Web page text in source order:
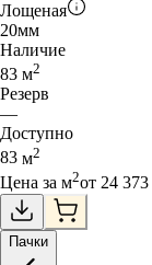
Лощеная
20мм
Наличие
83 м2
Резерв
—
Доступно
83 м2
Цена за м2от 24 373
Пачки